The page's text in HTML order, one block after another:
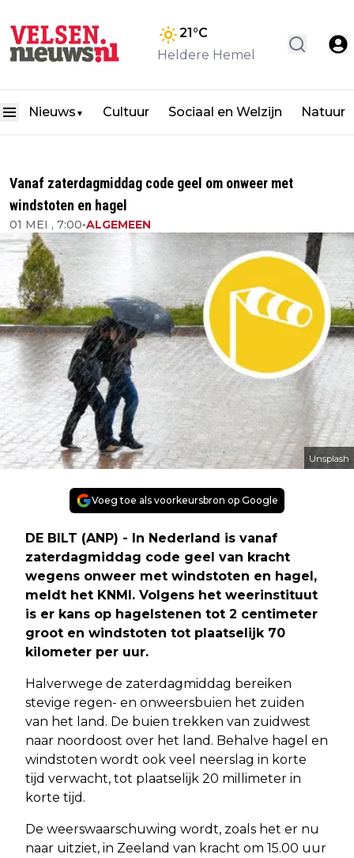
21 °C
Heldere Hemel
Nieuws ▼ Cultuur Sociaal en Welzijn Natuur
Vanaf zaterdagmiddag code geel om onweer met
windstoten en hagel
01 MEI , 7:00•ALGEMEEN
Unsplash
Voeg toe als voorkeursbron op Google
DE BILT (ANP) - In Nederland is vanaf
zaterdagmiddag code geel van kracht
wegens onweer met windstoten en hagel,
meldt het KNMI. Volgens het weerinstituut
is er kans op hagelstenen tot 2 centimeter
groot en windstoten tot plaatselijk 70
kilometer per uur.
Halverwege de zaterdagmiddag bereiken
stevige regen- en onweersbuien het zuiden
van het land. De buien trekken van zuidwest
naar noordoost over het land. Behalve hagel en
windstoten wordt ook veel neerslag in korte
tijd verwacht, tot plaatselijk 20 millimeter in
korte tijd.
De weerswaarschuwing wordt, zoals het er nu
naar uitziet, in Zeeland van kracht om 15.00 uur